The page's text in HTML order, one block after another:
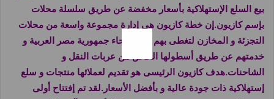
بيع السلع الإستهلاكية بأسعار مخفضة عن طريق سلسلة محلات
بإسمكازيون.إن خطةكازيون هى إدارة مجموعة واسعة من محلات
التجزئة و المخازن لتغطى بهم جميع أنحاء جمهورية مصر العربية و
خدمتهم عن طريق أسطولها الخاص من عربات النقل و
الشاحنات.هدف كازيون الرئيسى هو تقديم لعملائها منتجات و سلع
إستهلاكية ذات جودة عالية و بأفضل الأسعار.لقد تم إفتتاح أولى